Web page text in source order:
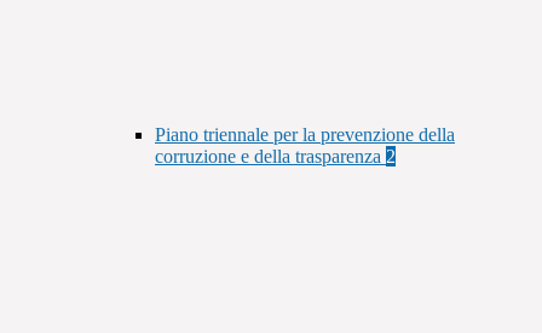
Piano triennale per la prevenzione della
corruzione e della trasparenza 2